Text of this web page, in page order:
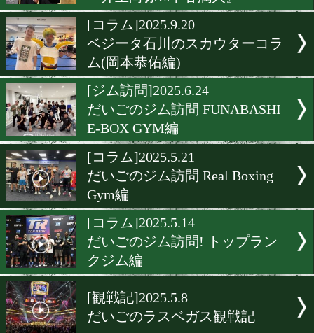
ム(寺田龍覇編)
[だいごのジム訪問
だいごのジム訪問(堺春木
編)
[コラム]2025.10.20
ベジータ石川のスカウター
ム(新井志道編)
[コラム]2025.10.14
普通じゃないことが起きて
『井上尚弥vs中谷潤人』
ベジータ石川のスカウター
ム(岡本恭佑編)